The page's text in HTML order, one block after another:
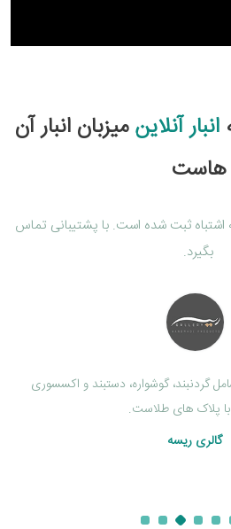
انبار آنلاینمیزبان انبار آن
هاست
اشتباه ثبت شده است. با پشتیبانی تماس
بگیرد.
ماسک، صابون، کرم، مام، شامپو و ...
حیات پوشش اکسیژن پاک